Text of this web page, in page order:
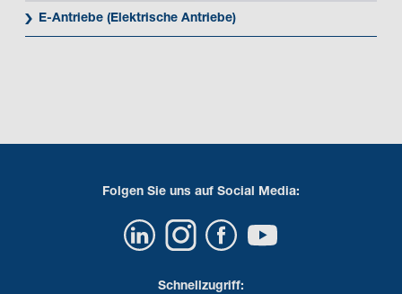
E-Antriebe (Elektrische Antriebe)
Folgen Sie uns auf Social Media:
Schnellzugriff: